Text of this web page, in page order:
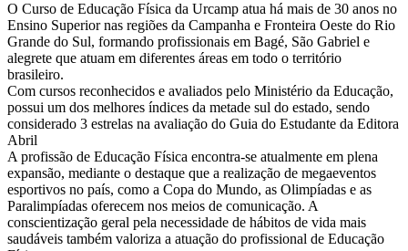
O Curso de Educação Física da Urcamp atua há mais de 30 anos no
Ensino Superior nas regiões da Campanha e Fronteira Oeste do Rio
Grande do Sul, formando profissionais em Bagé, São Gabriel e
alegrete que atuam em diferentes áreas em todo o território
brasileiro.
Com cursos reconhecidos e avaliados pelo Ministério da Educação,
possui um dos melhores índices da metade sul do estado, sendo
considerado 3 estrelas na avaliação do Guia do Estudante da Editora
Abril
A profissão de Educação Física encontra-se atualmente em plena
expansão, mediante o destaque que a realização de megaeventos
esportivos no país, como a Copa do Mundo, as Olimpíadas e as
Paralimpíadas oferecem nos meios de comunicação. A
conscientização geral pela necessidade de hábitos de vida mais
saudáveis também valoriza a atuação do profissional de Educação